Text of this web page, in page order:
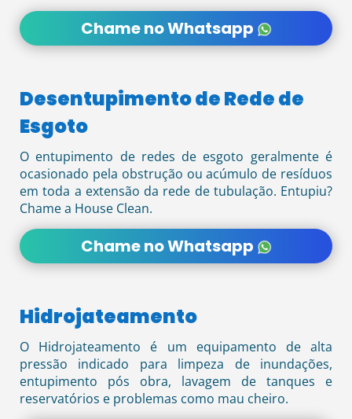
Chame no Whatsapp
Desentupimento de Rede de
Esgoto
O entupimento de redes de esgoto geralmente é
ocasionado pela obstrução ou acúmulo de resíduos
em toda a extensão da rede de tubulação. Entupiu?
Chame a House Clean.
Chame no Whatsapp
Hidrojateamento
O Hidrojateamento é um equipamento de alta
pressão indicado para limpeza de inundações,
entupimento pós obra, lavagem de tanques e
reservatórios e problemas como mau cheiro.